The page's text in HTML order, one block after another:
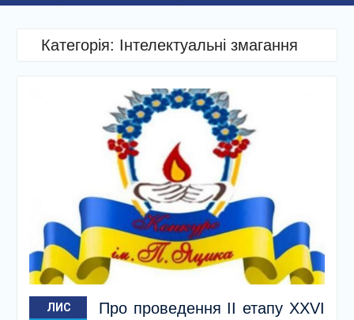
Категорія: Інтелектуальні змагання
ЛИС
Про проведення ІІ етапу ХХVІ